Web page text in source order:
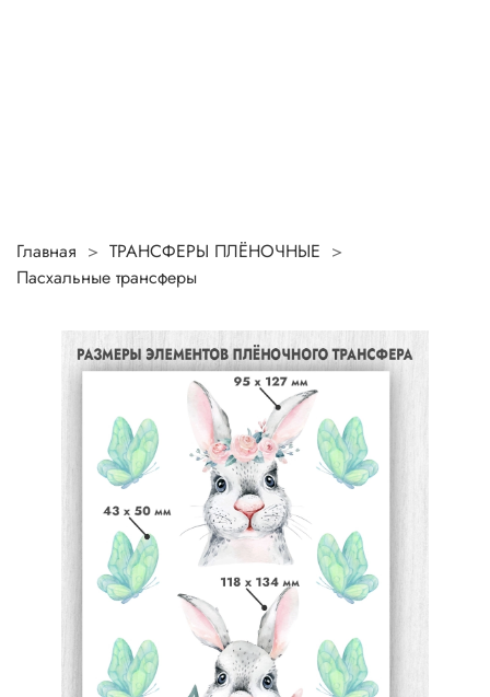
Главная
ТРАНСФЕРЫ ПЛЁНОЧНЫЕ
Пасхальные трансферы